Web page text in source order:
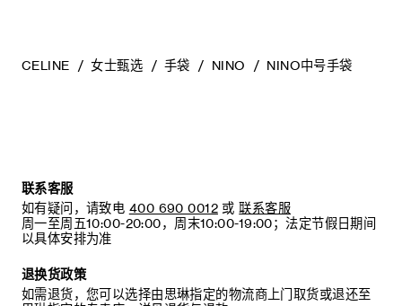
CELINE 女士甄选 手袋 NINO NINO中号手袋
联系客服
如有疑问，请致电 400 690 0012 或 联系客服
周一至周五10:00-20:00，周末10:00-19:00；法定节假日期间
以具体安排为准
退换货政策
如需退货，您可以选择由思琳指定的物流商上门取货或退还至